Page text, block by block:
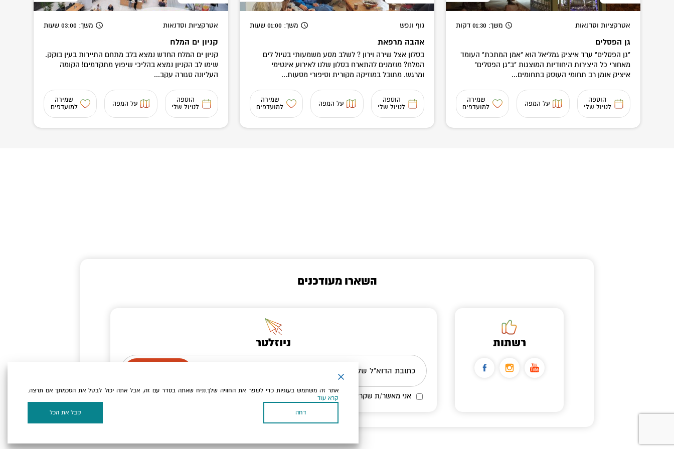
אטרקציות וסדנאות משך: 01:30 דקות
גן הפסלים
"גן הפסלים" ערד איציק גמליאל הוא "אמן המתכת" העומד
מאחורי כל היצירות היחודיות המוצגות "ב"גן הפסלים"
איציק אומן רב תחומי העוסק בתחומים...
הוספה
לטיול שלי
על המפה
שמירה
למועדפים
גוף ונפש משך: 01:00 שעות
אהבה מרפאת
בסלון אצל שירה וירון ? לשלב מסע משמעותי בטיול לים
המלח? מוזמנים להתארח בסלון שלנו לאירוע אינטימי
ומרגש. מתובל במוזיקה מקורית וסיפורי מסעות...
הוספה
לטיול שלי
על המפה
שמירה
למועדפים
אטרקציות וסדנאות משך: 03:00 שעות
קניון ים המלח
קניון ים המלח החדש נמצא בלב מתחם התיירות בעין בוקק.
שימו לב הקניון נמצא בהליכי שיפוץ מתקדמים! הקומה
העליונה סגורה עקב...
הוספה
לטיול שלי
על המפה
שמירה
למועדפים
השארו מעודכנים
רשתות ניוזלטר
כתובת הדוא"ל שלך
אני מאשר/ת שקראתי ומסכים/ה למדיניות הפרטיות ולמדיניות הקוקיזשל האתר.
אתר זה משתמש בעוגיות כדי לשפר את החוויה שלך.נניח שאתה בסדר עם זה, אבל אתה יכול לבטל את הסכמתך אם תרצה.
קרא עוד
דחה
קבל את הכל